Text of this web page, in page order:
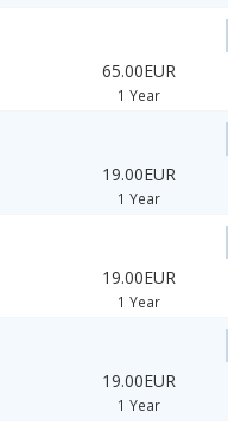
65.00EUR
1 Year
19.00EUR
1 Year
19.00EUR
1 Year
19.00EUR
1 Year